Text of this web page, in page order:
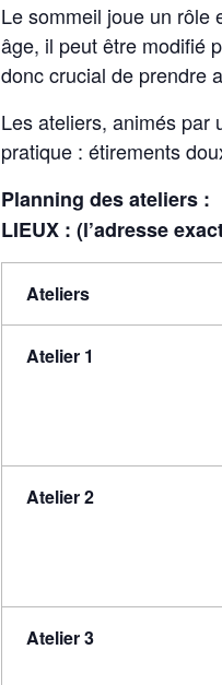
Le sommeil joue un rôle
âge, il peut être modifié
donc crucial de prendre
Les ateliers, animés par
pratique : étirements
Planning des ateliers :
LIEUX : (l’adresse
Ateliers
Atelier 1
Atelier 2
Atelier 3